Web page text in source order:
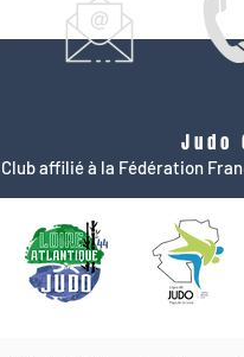
Judo
Club affilié à la Fédération